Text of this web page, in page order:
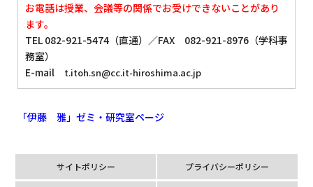
お電話は授業、会議等の関係でお受けできないことがあり
ます。
TEL 082-921-5474（直通）／FAX 082-921-8976（学科事
務室）
E-mail t.itoh.sn@cc.it-hiroshima.ac.jp
「伊藤 雅」ゼミ・研究室ページ
サイトポリシー プライバシーポリシー